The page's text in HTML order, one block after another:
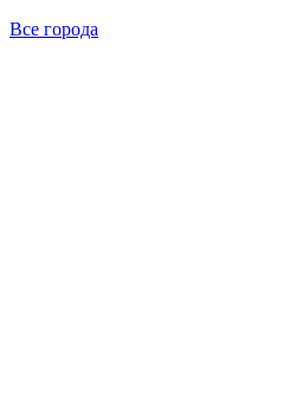
Все города